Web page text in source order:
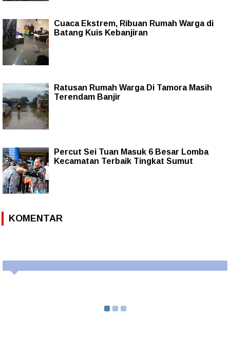
Cuaca Ekstrem, Ribuan Rumah Warga di
Batang Kuis Kebanjiran
Ratusan Rumah Warga Di Tamora Masih
Terendam Banjir
Percut Sei Tuan Masuk 6 Besar Lomba
Kecamatan Terbaik Tingkat Sumut
KOMENTAR